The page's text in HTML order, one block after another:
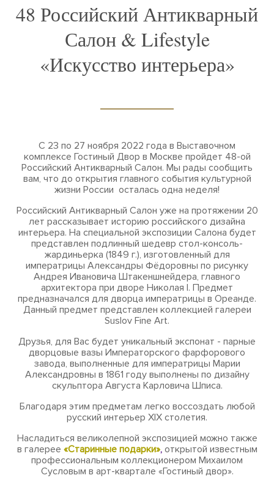
48 Российский Антикварный
Салон & Lifestyle
«Искусство интерьера»
С 23 по 27 ноября 2022 года в Выставочном
комплексе Гостиный Двор в Москве пройдет 48-ой
Российский Антикварный Салон. Мы рады сообщить
вам, что до открытия главного события культурной
жизни России осталась одна неделя!
Российский Антикварный Салон уже на протяжении 20
лет рассказывает историю российского дизайна
интерьера. На специальной экспозиции Салона будет
представлен подлинный шедевр стол-консоль-
жардиньерка (1849 г.), изготовленный для
императрицы Александры Фёдоровны по рисунку
Андрея Ивановича Штакеншнейдера, главного
архитектора при дворе Николая I. Предмет
предназначался для дворца императрицы в Ореанде.
Данный предмет представлен коллекцией галереи
Suslov Fine Art.
Друзья, для Вас будет уникальный экспонат - парные
дворцовые вазы Императорского фарфорового
завода, выполненные для императрицы Марии
Александровны в 1861 году выполнены по дизайну
скульптора Августа Карловича Шписа.
Благодаря этим предметам легко воссоздать любой
русский интерьер XIХ столетия.
Насладиться великолепной экспозицией можно также
в галерее «Старинные подарки»,открытой известным
профессиональным коллекционером Михаилом
Сусловым в арт-квартале «Гостиный двор».